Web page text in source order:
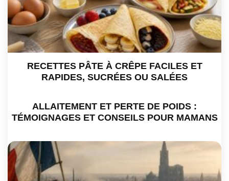
RECETTES PÂTE À CRÊPE FACILES ET
RAPIDES, SUCRÉES OU SALÉES
ALLAITEMENT ET PERTE DE POIDS :
TÉMOIGNAGES ET CONSEILS POUR MAMANS